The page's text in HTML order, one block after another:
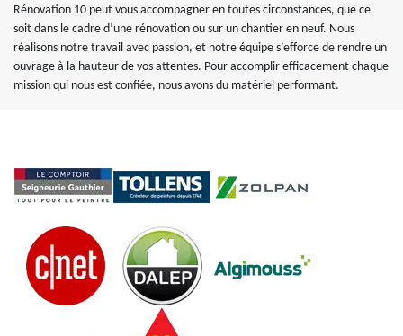
Rénovation 10 peut vous accompagner en toutes circonstances, que ce
soit dans le cadre d’une rénovation ou sur un chantier en neuf. Nous
réalisons notre travail avec passion, et notre équipe s’efforce de rendre un
ouvrage à la hauteur de vos attentes. Pour accomplir efficacement chaque
mission qui nous est confiée, nous avons du matériel performant.